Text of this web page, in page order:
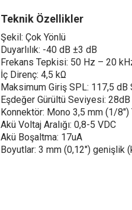
Teknik Özellikler
Şekil: Çok Yönlü
Duyarlılık: -40 dB ±3 dB
Frekans Tepkisi: 50 Hz – 20
İç Direnç: 4,5 kΩ
Maksimum Giriş SPL: 117,5 dB
Eşdeğer Gürültü Seviyesi:
Konnektör: Mono 3,5 mm (1/8")
Akü Voltaj Aralığı: 0,8-5 VDC
Akü Boşaltma: 17uA
Boyutlar: 3 mm (0,12") genişlik